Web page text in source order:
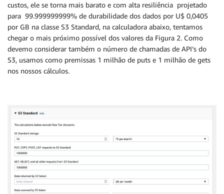
custos, ele se torna mais barato e com alta resiliência projetado
para 99.999999999% de durabilidade dos dados por U$ 0,0405
por GB na classe S3 Standard, na calculadora abaixo, tentamos
chegar o mais próximo possível dos valores da Figura 2. Como
devemo considerar também o número de chamadas de API’s do
S3, usamos como premissas 1 milhão de puts e 1 milhão de gets
nos nossos cálculos.